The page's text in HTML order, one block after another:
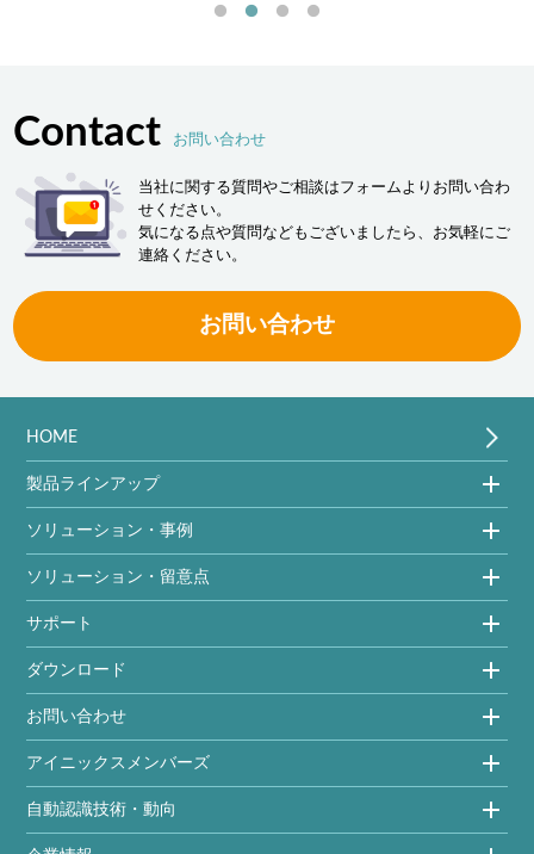
Contact お問い合わせ
当社に関する質問やご相談はフォームよりお問い合わ
せください。
気になる点や質問などもございましたら、お気軽にご
連絡ください。
お問い合わせ
HOME
製品ラインアップ
ソリューション・事例
ソリューション・留意点
サポート
ダウンロード
お問い合わせ
アイニックスメンバーズ
自動認識技術・動向